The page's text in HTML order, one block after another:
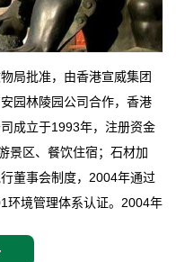
局批准，由香港宣威集团
园林陵园公司合作，香港
成立于1993年，注册资金
景区、餐饮住宿；石材加
董事会制度，2004年通过
环境管理体系认证。2004年
建有四星级酒店一座。